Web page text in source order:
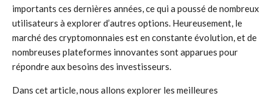
importants ces dernières années, ce qui a poussé de nombreux
utilisateurs à explorer d’autres options. Heureusement, le
marché des cryptomonnaies est en constante évolution, et de
nombreuses plateformes innovantes sont apparues pour
répondre aux besoins des investisseurs.
Dans cet article, nous allons explorer les meilleures